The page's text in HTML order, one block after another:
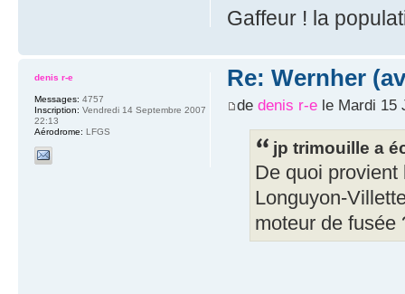
Gaffeur ! la
Re: Wernher
de denis r-ele Mardi 15
jp trimouille a
De quoi
Longuyon-
moteur de fusée
denis r-e
Messages: 4757
Inscription: Vendredi 14 Septembre 2007
22:13
Aérodrome: LFGS